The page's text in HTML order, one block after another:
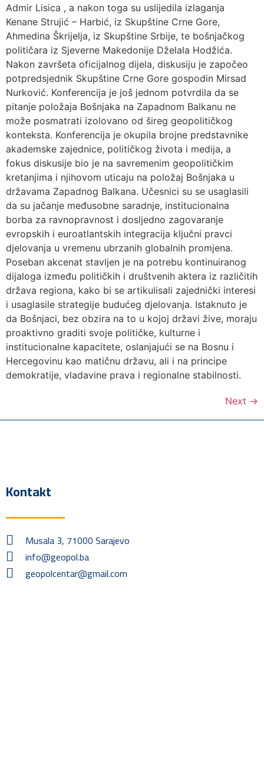
Admir Lisica , a nakon toga su uslijedila izlaganja
Kenane Strujić – Harbić, iz Skupštine Crne Gore,
Ahmedina Škrijelja, iz Skupštine Srbije, te bošnjačkog
političara iz Sjeverne Makedonije Dželala Hodžića.
Nakon završeta oficijalnog dijela, diskusiju je započeo
potpredsjednik Skupštine Crne Gore gospodin Mirsad
Nurković. Konferencija je još jednom potvrdila da se
pitanje položaja Bošnjaka na Zapadnom Balkanu ne
može posmatrati izolovano od šireg geopolitičkog
konteksta. Konferencija je okupila brojne predstavnike
akademske zajednice, političkog života i medija, a
fokus diskusije bio je na savremenim geopolitičkim
kretanjima i njihovom uticaju na položaj Bošnjaka u
državama Zapadnog Balkana. Učesnici su se usaglasili
da su jačanje međusobne saradnje, institucionalna
borba za ravnopravnost i dosljedno zagovaranje
evropskih i euroatlantskih integracija ključni pravci
djelovanja u vremenu ubrzanih globalnih promjena.
Poseban akcenat stavljen je na potrebu kontinuiranog
dijaloga između političkih i društvenih aktera iz različitih
država regiona, kako bi se artikulisali zajednički interesi
i usaglasile strategije budućeg djelovanja. Istaknuto je
da Bošnjaci, bez obzira na to u kojoj državi žive, moraju
proaktivno graditi svoje političke, kulturne i
institucionalne kapacitete, oslanjajući se na Bosnu i
Hercegovinu kao matičnu državu, ali i na principe
demokratije, vladavine prava i regionalne stabilnosti.
Next →
Kontakt
Musala 3, 71000 Sarajevo
info@geopol.ba
geopolcentar@gmail.com